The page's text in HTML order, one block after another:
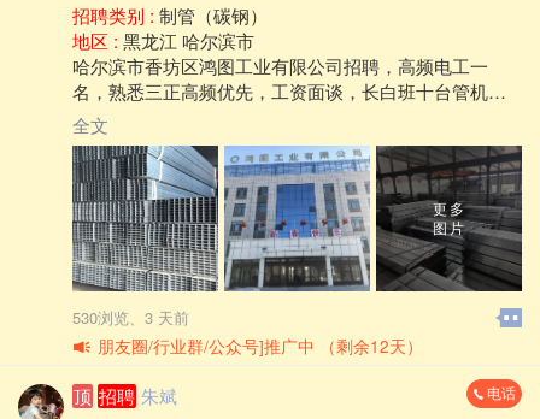
招聘类别 : 制管（碳钢）
地区 : 黑龙江 哈尔滨市
哈尔滨市香坊区鸿图工业有限公司招聘，高频电工一
名，熟悉三正高频优先，工资面谈，长白班十台管机，
要求年龄55岁以内，管机班长三名，要求独立调整，年
龄50岁以内，工作12时，倒班有夜班，4个人宿舍。联系
电话，*****3777李总
全文
更多
图片
530浏览、 3 天前
朋友圈/行业群/公众号]推广中 （剩余12天）
顶 招聘 朱斌 电话